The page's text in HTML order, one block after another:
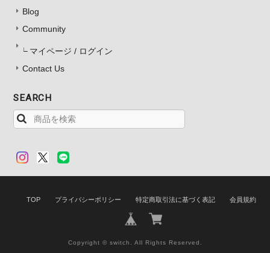
Blog
Community
マイページ / ログイン
Contact Us
SEARCH
TOP プライバシーポリシー 特定商取引法に基づく表記 会員規約
Copyright © switch. All Rights Reserved.